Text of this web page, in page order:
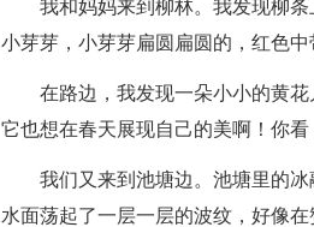
我和妈妈来到柳林。我发现柳
小芽芽，小芽芽扁圆扁圆的，红色
在路边，我发现一朵小小的黄
它也想在春天展现自己的美啊！你
我们又来到池塘边。池塘里的
水面荡起了一层一层的波纹，好像